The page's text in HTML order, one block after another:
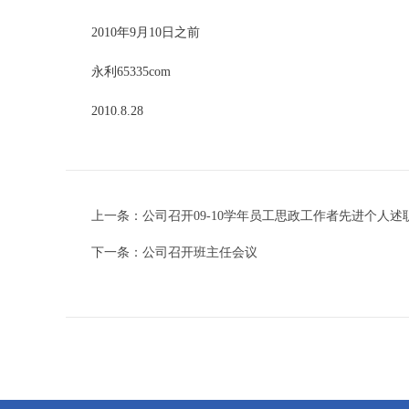
2010年9月10日之前
永利65335com
2010.8.28
上一条： 公司召开09-10学年员工思政工作者先进个人述
下一条： 公司召开班主任会议